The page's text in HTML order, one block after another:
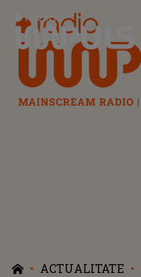
Radio Impuls
ACTUALITATE